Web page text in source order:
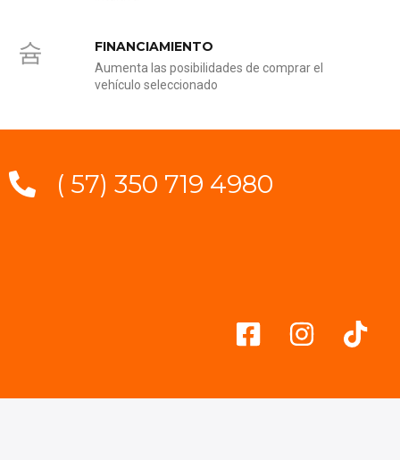
FINANCIAMIENTO
Aumenta las posibilidades de comprar el
vehículo seleccionado
( 57) 350 719 4980